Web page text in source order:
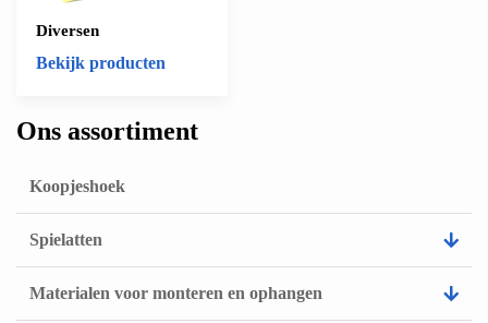
Ons assortiment
Koopjeshoek
Spielatten
Materialen voor monteren en ophangen
Diversen
Bekijk producten